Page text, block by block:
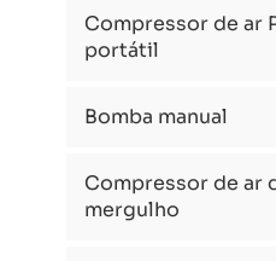
Compressor de ar
portátil
Bomba manual
Compressor de ar
mergulho